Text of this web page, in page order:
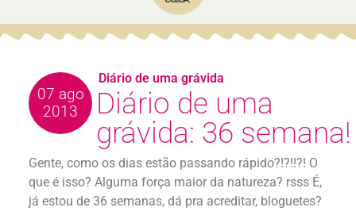
07 ago
2013
Diário de uma
grávida: 36 semana!
Gente, como os dias estão passando rápido?!?!!?! O
que é isso? Alguma força maior da natureza? rsss É,
já estou de 36 semanas, dá pra acreditar, bloguetes?
Diário de uma grávida